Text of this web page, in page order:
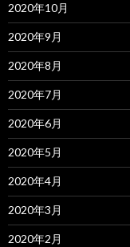
2020年10月
2020年9月
2020年8月
2020年7月
2020年6月
2020年5月
2020年4月
2020年3月
2020年2月